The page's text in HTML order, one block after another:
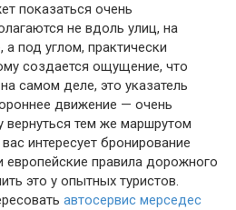
показаться очень
не вдоль улиц, на
под углом, практически
создается ощущение, что
самом деле, это указатель
движение — очень
вернуться тем же маршрутом
интересует бронирование
европейские правила дорожного
это у опытных туристов.
автосервис мерседес